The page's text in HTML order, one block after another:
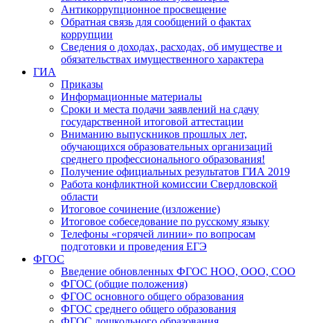
Антикоррупционное просвещение
Обратная связь для сообщений о фактах
коррупции
Сведения о доходах, расходах, об имуществе и
обязательствах имущественного характера
ГИА
Приказы
Информационные материалы
Сроки и места подачи заявлений на сдачу
государственной итоговой аттестации
Вниманию выпускников прошлых лет,
обучающихся образовательных организаций
среднего профессионального образования!
Получение официальных результатов ГИА 2019
Работа конфликтной комиссии Свердловской
области
Итоговое сочинение (изложение)
Итоговое собеседование по русскому языку
Телефоны «горячей линии» по вопросам
подготовки и проведения ЕГЭ
ФГОС
Введение обновленных ФГОС НОО, ООО, СОО
ФГОС (общие положения)
ФГОС основного общего образования
ФГОС среднего общего образования